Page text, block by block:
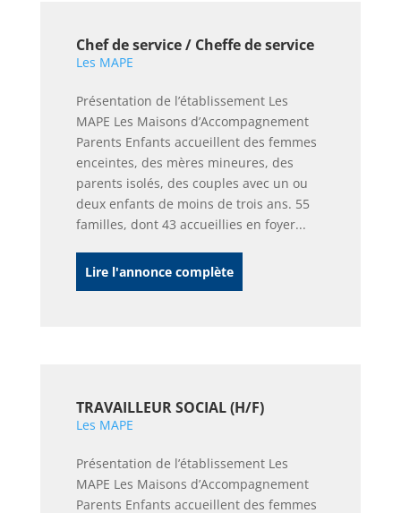
Chef de service / Cheffe de service
Les MAPE
Présentation de l’établissement Les
MAPE Les Maisons d’Accompagnement
Parents Enfants accueillent des femmes
enceintes, des mères mineures, des
parents isolés, des couples avec un ou
deux enfants de moins de trois ans. 55
familles, dont 43 accueillies en foyer...
Lire l'annonce complète
TRAVAILLEUR SOCIAL (H/F)
Les MAPE
Présentation de l’établissement Les
MAPE Les Maisons d’Accompagnement
Parents Enfants accueillent des femmes